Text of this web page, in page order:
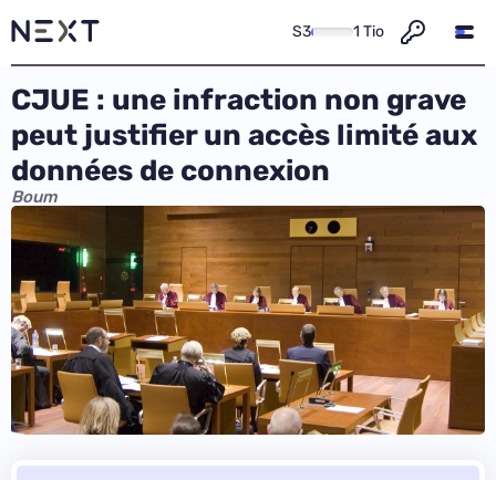
S3 1 Tio
CJUE : une infraction non grave
peut justifier un accès limité aux
données de connexion
Boum